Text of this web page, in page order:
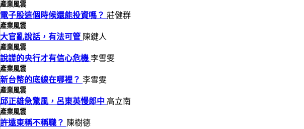
產業風雲
電子股這個時候還能投資嗎？ 莊健群
產業風雲
大官亂說話，有法可管 陳鍵人
產業風雲
說謊的央行才有信心危機 李雪雯
產業風雲
新台幣的底線在哪裡？ 李雪雯
產業風雲
邱正雄急驚風，呂東英慢郎中 高立南
產業風雲
許遠東稱不稱職？ 陳樹德